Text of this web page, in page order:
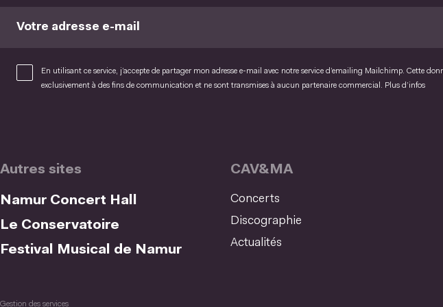
Votre adresse e-mail
En utilisant ce service, j’accepte de partager mon adresse e-mail avec notre service d’emailing Mailchimp. Cette
exclusivement à des fins de communication et ne sont transmises à aucun partenaire commercial. Plus d’infos
Autres sites
Namur Concert Hall
Le Conservatoire
Festival Musical de Namur
CAV&MA
Concerts
Discographie
Actualités
Gestion des services